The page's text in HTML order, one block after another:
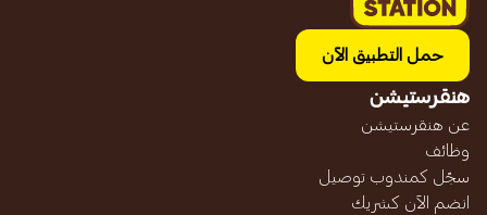
حمل التطبيق الآن
هنقرستيشن
عن هنقرستيشن
وظائف
سجّل كمندوب توصيل
انضم الآن كشريك